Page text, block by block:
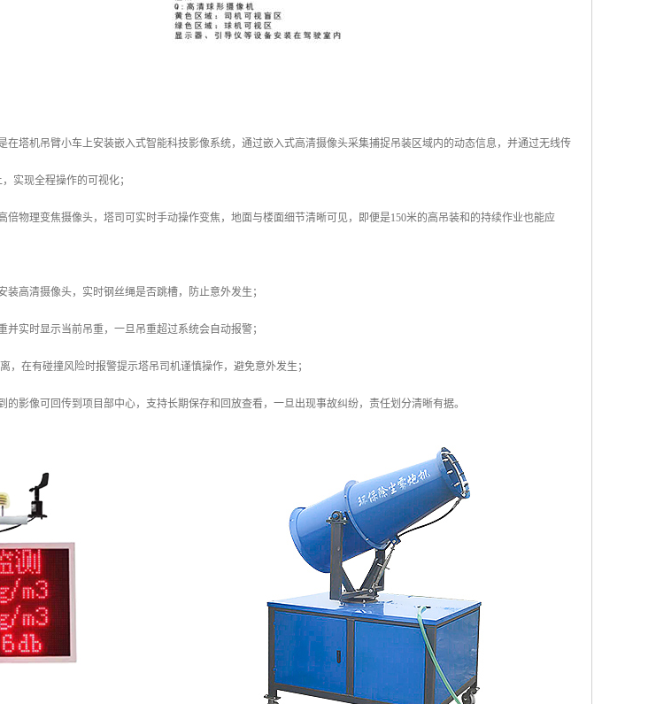
在塔机吊臂小车上安装嵌入式智能科技影像系统，通过嵌入式高清摄像头采集捕捉吊装区域内的动态信息，并通过无线传
实现全程操作的可视化；
倍物理变焦摄像头，塔司可实时手动操作变焦，地面与楼面细节清晰可见，即便是150米的高吊装和的持续作业也能应
高清摄像头，实时钢丝绳是否跳槽，防止意外发生；
实时显示当前吊重，一旦吊重超过系统会自动报警；
，在有碰撞风险时报警提示塔吊司机谨慎操作，避免意外发生；
影像可回传到项目部中心，支持长期保存和回放查看，一旦出现事故纠纷，责任划分清晰有据。